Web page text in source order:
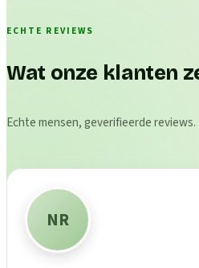
ECHTE REVIEWS
Wat onze klanten
Echte mensen, geverifieerde reviews.
NR